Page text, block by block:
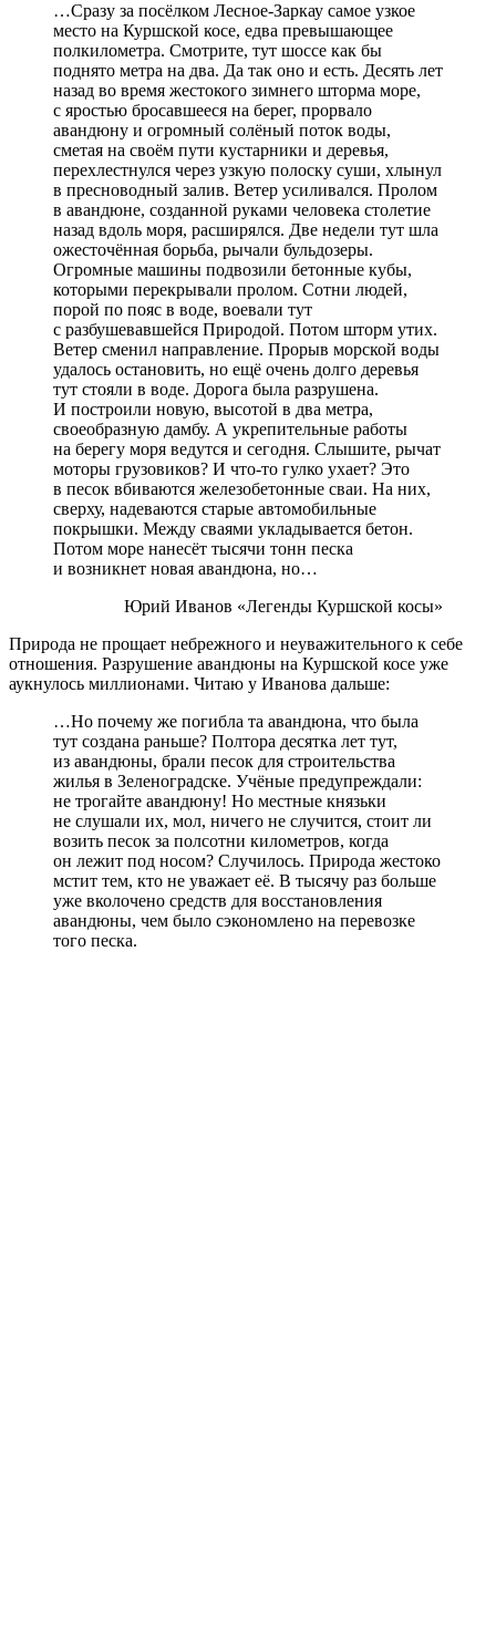
…Сразу за посёлком Лесное-Заркау самое узкое
место на Куршской косе, едва превышающее
полкилометра. Смотрите, тут шоссе как бы
поднято метра на два. Да так оно и есть. Десять лет
назад во время жестокого зимнего шторма море,
с яростью бросавшееся на берег, прорвало
авандюну и огромный солёный поток воды,
сметая на своём пути кустарники и деревья,
перехлестнулся через узкую полоску суши, хлынул
в пресноводный залив. Ветер усиливался. Пролом
в авандюне, созданной руками человека столетие
назад вдоль моря, расширялся. Две недели тут шла
ожесточённая борьба, рычали бульдозеры.
Огромные машины подвозили бетонные кубы,
которыми перекрывали пролом. Сотни людей,
порой по пояс в воде, воевали тут
с разбушевавшейся Природой. Потом шторм утих.
Ветер сменил направление. Прорыв морской воды
удалось остановить, но ещё очень долго деревья
тут стояли в воде. Дорога была разрушена.
И построили новую, высотой в два метра,
своеобразную дамбу. А укрепительные работы
на берегу моря ведутся и сегодня. Слышите, рычат
моторы грузовиков? И что-то гулко ухает? Это
в песок вбиваются железобетонные сваи. На них,
сверху, надеваются старые автомобильные
покрышки. Между сваями укладывается бетон.
Потом море нанесёт тысячи тонн песка
и возникнет новая авандюна, но…
Юрий Иванов «Легенды Куршской косы»
Природа не прощает небрежного и неуважительного к себе
отношения. Разрушение авандюны на Куршской косе уже
аукнулось миллионами. Читаю у Иванова дальше:
…Но почему же погибла та авандюна, что была
тут создана раньше? Полтора десятка лет тут,
из авандюны, брали песок для строительства
жилья в Зеленоградске. Учёные предупреждали:
не трогайте авандюну! Но местные князьки
не слушали их, мол, ничего не случится, стоит ли
возить песок за полсотни километров, когда
он лежит под носом? Случилось. Природа жестоко
мстит тем, кто не уважает её. В тысячу раз больше
уже вколочено средств для восстановления
авандюны, чем было сэкономлено на перевозке
того песка.